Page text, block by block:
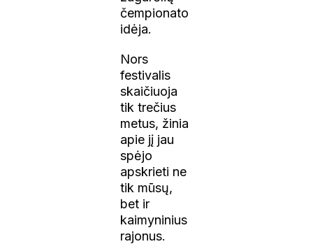
čempionato
idėja.
Nors
festivalis
skaičiuoja
tik trečius
metus, žinia
apie jį jau
spėjo
apskrieti ne
tik mūsų,
bet ir
kaimyninius
rajonus.